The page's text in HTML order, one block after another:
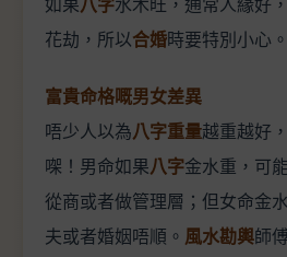
花劫，所以合婚時要特別小心。
富貴命格嘅男女差異
唔少人以為八字重量越重越好
㗎！男命如果八字金水重，可
從商或者做管理層；但女命金
夫或者婚姻唔順。 風水勘輿師